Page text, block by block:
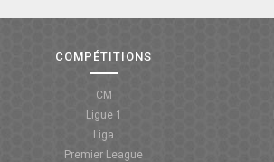
LES DIRECTS
COMPÉTITIONS
CM
Ligue 1
Liga
Premier League